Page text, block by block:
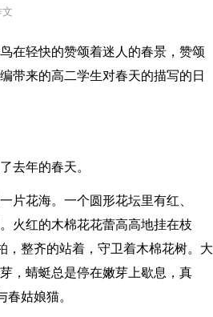
在轻快的赞颂着迷人的春景，赞颂
带来的高二学生对春天的描写的日
去年的春天。
片花海。一个圆形花坛里有红、
火红的木棉花花蕾高高地挂在枝
整齐的站着，守卫着木棉花树。大
，蜻蜓总是停在嫩芽上歇息，真
姑娘猫。